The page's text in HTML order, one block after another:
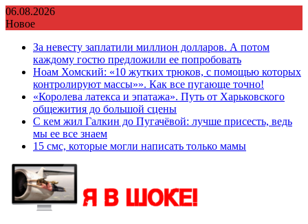
Перейти
к
06.08.2026
Новое
За невесту заплатили миллион долларов. А потом
каждому гостю предложили ее попробовать
Ноам Хомский: «10 жутких трюков, с помощью которых
контролируют массы»». Как все пугающе точно!
«Королева латекса и эпатажа». Путь от Харьковского
общежития до большой сцены
С кем жил Галкин до Пугачёвой: лучше присесть, ведь
мы ее все знаем
15 смс, которые могли написать только мамы